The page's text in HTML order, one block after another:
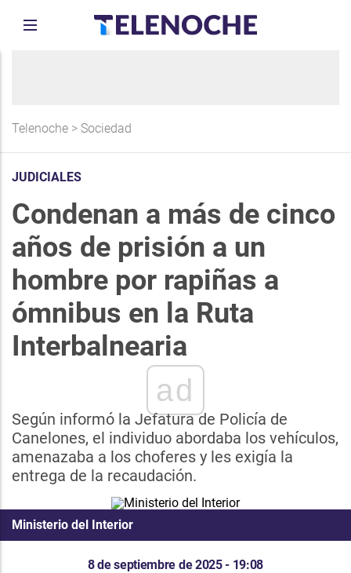
Telenoche > Sociedad
JUDICIALES
Condenan a más de cinco
años de prisión a un
hombre por rapiñas a
ómnibus en la Ruta
Interbalnearia
ad
Según informó la Jefatura de Policía de
Canelones, el individuo abordaba los vehículos,
amenazaba a los choferes y les exigía la
entrega de la recaudación.
Ministerio del Interior
8 de septiembre de 2025 - 19:08